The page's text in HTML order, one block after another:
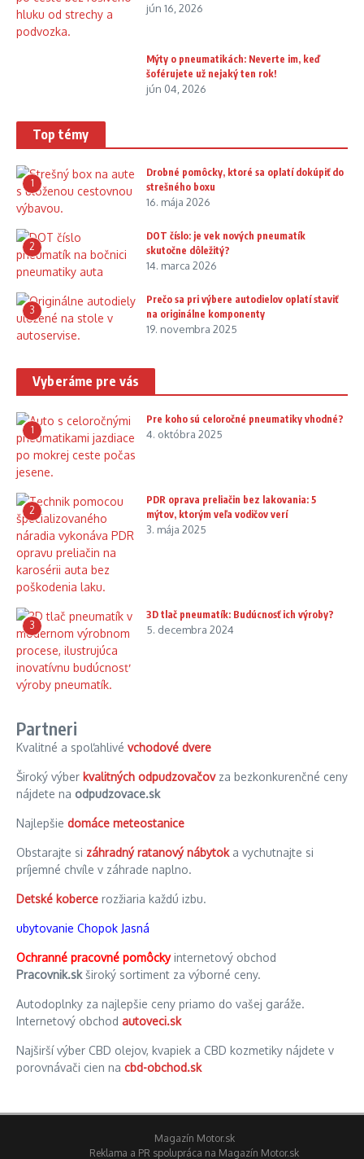
jún 16, 2026
Mýty o pneumatikách: Neverte im, keď
šoférujete už nejaký ten rok!
jún 04, 2026
Top témy
1
Drobné pomôcky, ktoré sa oplatí dokúpiť do
strešného boxu
16. mája 2026
2
DOT číslo: je vek nových pneumatík
skutočne dôležitý?
14. marca 2026
3
Prečo sa pri výbere autodielov oplatí staviť
na originálne komponenty
19. novembra 2025
Vyberáme pre vás
1
Pre koho sú celoročné pneumatiky vhodné?
4. októbra 2025
2
PDR oprava preliačin bez lakovania: 5
mýtov, ktorým veľa vodičov verí
3. mája 2025
3
3D tlač pneumatík: Budúcnosť ich výroby?
5. decembra 2024
Partneri
Kvalitné a spoľahlivé vchodové dvere
Široký výber kvalitných odpudzovačovza bezkonkurenčné ceny
nájdete na odpudzovace.sk
Najlepšie domáce meteostanice
Obstarajte si záhradný ratanový nábytoka vychutnajte si
príjemné chvíle v záhrade naplno.
Detské koberce rozžiaria každú izbu.
ubytovanie Chopok Jasná
Ochranné pracovné pomôckyinternetový obchod
Pracovnik.skširoký sortiment za výborné ceny.
Autodoplnky za najlepšie ceny priamo do vašej garáže.
Internetový obchod autoveci.sk
Najširší výber CBD olejov, kvapiek a CBD kozmetiky nájdete v
porovnávači cien na cbd-obchod.sk
Magazín Motor.sk
Reklama a PR spolupráca na Magazín Motor.sk